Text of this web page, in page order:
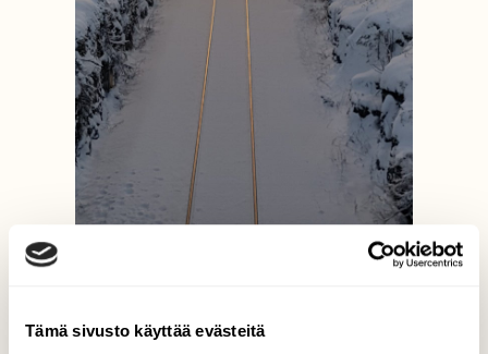
Tämä sivusto käyttää evästeitä